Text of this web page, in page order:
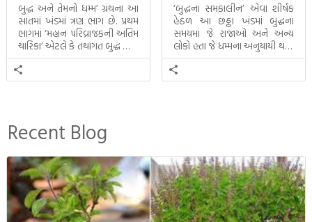
બુદ્ધ અને તેમનો ધમ્મ’ ગ્રંથના આ
સાતમાં ખંડમાં ત્રણ ભાગ છે. પ્રથમ
ભાગમાં ‘મહાન પરિવ્રાજકની અંતિમ
ચારિકા’ એટલે કે તથાગત બુદ્ધ સાથે
સતત પરિભ્રમણ કરતા સહચારીઓ
સાથે ફરી એકવારની
મુલાકાત, બીજા ભાગમાં તથાગતે
ઉત્તરાધિકારી તરીકે સ્થાપે છે તે
દૃશ્યો અંકિત થયાં છે. ટૂંકમાં બુદ્ધનાં
જીવનના અંતિમ દિવસોની યાત્રાનો
પરિપાક જોવા મળે […]
‘બુદ્ધના સમકાલીન’ એવા શીર્ષક
હેઠળ આ છઠ્ઠા ખંડમાં બુદ્ધના
સમયમાં જે રાજાઓ અને અન્ય
લોકો હતા જે ધમ્મના અનુયાયી થયા.
તેમનો અને બુદ્ધ વચ્ચે થયેલો
સત્સંગ વીશે જાણકારી મળે છે.
Recent Blog